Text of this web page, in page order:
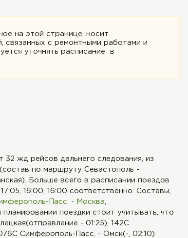
на этой странице, носит
связанных с ремонтными работами и
уточнять расписание в
жд рейсов дальнего следования, из
по маршруту Севастополь -
Больше всего в расписании поездов
17:05, 16:00, 16:00 соответственно. Составы,
Пасс. - Москва
поездки стоит учитывать, что
- 01:25), 142С
Симферополь-Пасс. - Омск(-, 02:10)